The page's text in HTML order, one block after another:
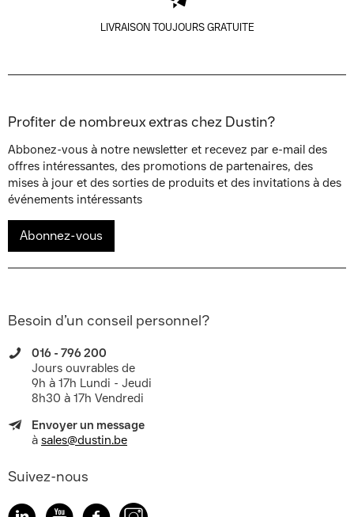
LIVRAISON TOUJOURS GRATUITE
Profiter de nombreux extras chez Dustin?
Abbonez-vous à notre newsletter et recevez par e-mail des
offres intéressantes, des promotions de partenaires, des
mises à jour et des sorties de produits et des invitations à des
événements intéressants
Abonnez-vous
Besoin d’un conseil personnel?
016 - 796 200
Jours ouvrables de
9h à 17h Lundi - Jeudi
8h30 à 17h Vendredi
Envoyer un message
à sales@dustin.be
Suivez-nous